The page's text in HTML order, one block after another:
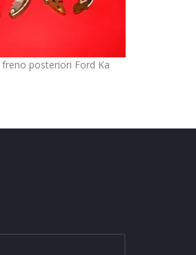
freno posteriori Ford Ka